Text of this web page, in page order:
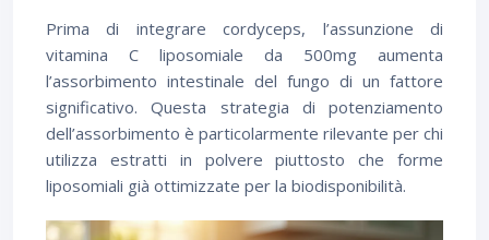
Prima di integrare cordyceps, l’assunzione di
vitamina C liposomiale da 500mg aumenta
l’assorbimento intestinale del fungo di un fattore
significativo. Questa strategia di potenziamento
dell’assorbimento è particolarmente rilevante per chi
utilizza estratti in polvere piuttosto che forme
liposomiali già ottimizzate per la biodisponibilità.